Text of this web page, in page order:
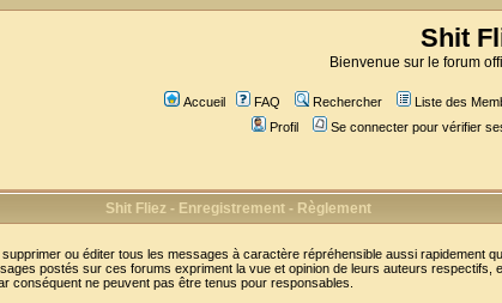
Shit
Bienvenue sur le forum
Accueil FAQ Rechercher Liste des
Profil
Se connecter pour vérifier
Shit Fliez - Enregistrement - Règlement
ou éditer tous les messages à caractère répréhensible aussi rapidement
postés sur ces forums expriment la vue et opinion de leurs auteurs respectifs,
ne peuvent pas être tenus pour responsables.